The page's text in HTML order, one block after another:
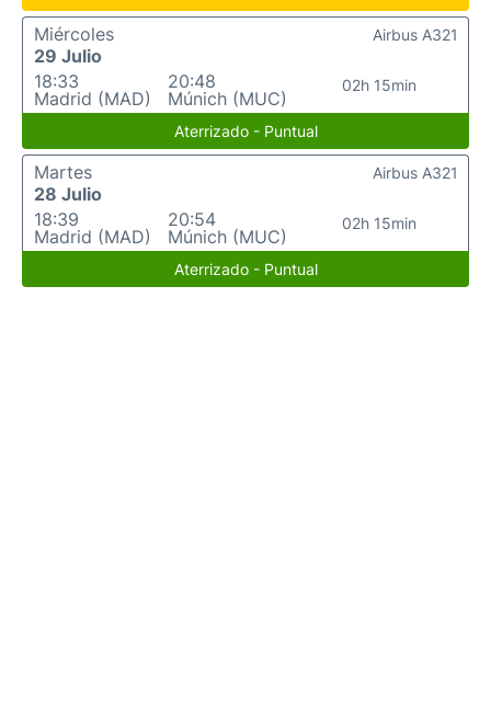
Miércoles
29 Julio
18:33
Madrid (MAD)
20:48
Múnich (MUC)
02h 15min
Airbus A321
Aterrizado - Puntual
Martes
28 Julio
18:39
Madrid (MAD)
20:54
Múnich (MUC)
02h 15min
Airbus A321
Aterrizado - Puntual